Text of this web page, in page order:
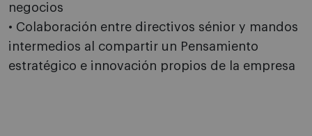
negocios
• Colaboración entre directivos sénior y mandos
intermedios al compartir un Pensamiento
estratégico e innovación propios de la empresa